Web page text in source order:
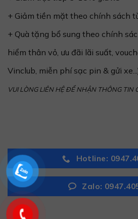
+ Giảm tiền mặt theo chính sách
+ Quà tặng bổ sung theo chính
hiểm thân vỏ, ưu đãi lãi suất,
Vinclub, miễn phí sạc pin & gửi
VUI LÒNG LIÊN HỆ ĐỂ NHẬN THÔNG TIN
Hotline:
Zalo: